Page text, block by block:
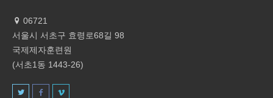
06721
서울시 서초구 효령로68길 98
국제제자훈련원
(서초1동 1443-26)